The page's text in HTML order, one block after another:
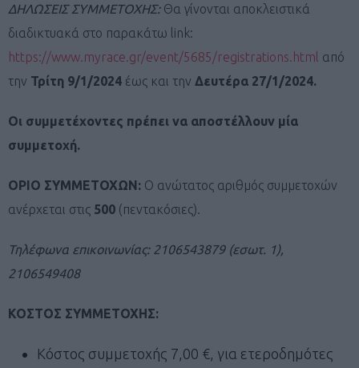
ΔΗΛΩΣΕΙΣ ΣΥΜΜΕΤΟΧΗΣ:Θα γίνονται αποκλειστικά
διαδικτυακά στο παρακάτω link:
https://www.myrace.gr/event/5685/registrations.html από
την Τρίτη 9/1/2024 έως και την Δευτέρα 27/1/2024.
Οι συμμετέχοντες πρέπει να αποστέλλουν μία
συμμετοχή.
ΟΡΙΟ ΣΥΜΜΕΤΟΧΩΝ: Ο ανώτατος αριθμός συμμετοχών
ανέρχεται στις 500 (πεντακόσιες).
Τηλέφωνα επικοινωνίας:2106543879 (εσωτ. 1),
2106549408
ΚΟΣΤΟΣ ΣΥΜΜΕΤΟΧΗΣ:
Κόστος συμμετοχής 7,00 €, για ετεροδημότες